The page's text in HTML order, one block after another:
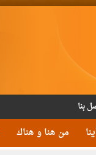
بنا
من هنا و هناك